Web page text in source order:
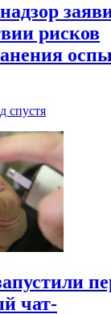
рисков
спустя
чат-